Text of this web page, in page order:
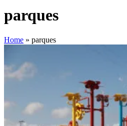
parques
Home » parques